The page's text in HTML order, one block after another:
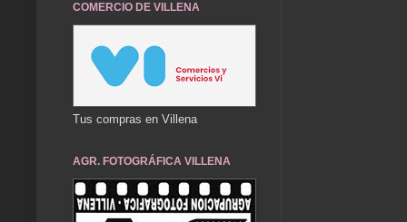
COMERCIO DE VILLENA
Tus compras en Villena
AGR. FOTOGRÁFICA VILLENA